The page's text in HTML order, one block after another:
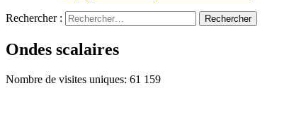
Rechercher :
Ondes scalaires
Nombre de visites uniques: 61 159